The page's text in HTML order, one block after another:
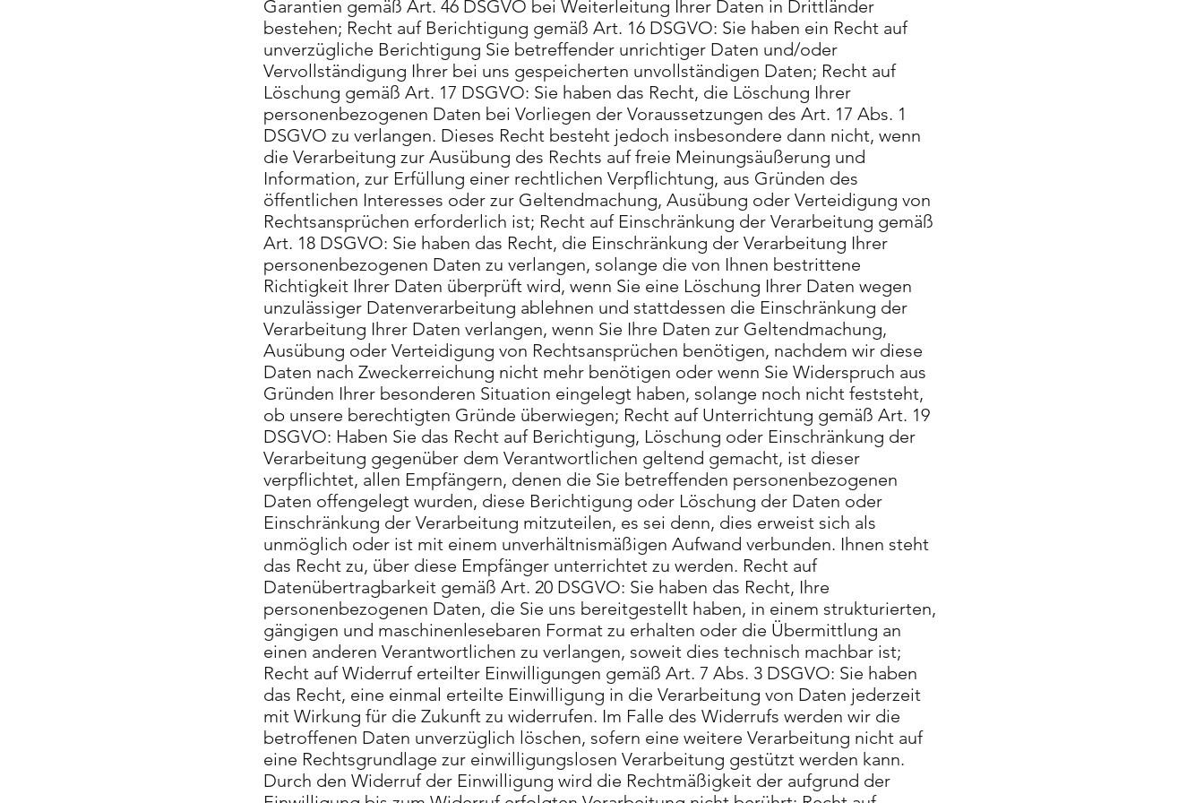
Garantien gemäß Art. 46 DSGVO bei Weiterleitung Ihrer Daten in Drittländer
bestehen; Recht auf Berichtigung gemäß Art. 16 DSGVO: Sie haben ein Recht auf
unverzügliche Berichtigung Sie betreffender unrichtiger Daten und/oder
Vervollständigung Ihrer bei uns gespeicherten unvollständigen Daten; Recht auf
Löschung gemäß Art. 17 DSGVO: Sie haben das Recht, die Löschung Ihrer
personenbezogenen Daten bei Vorliegen der Voraussetzungen des Art. 17 Abs. 1
DSGVO zu verlangen. Dieses Recht besteht jedoch insbesondere dann nicht, wenn
die Verarbeitung zur Ausübung des Rechts auf freie Meinungsäußerung und
Information, zur Erfüllung einer rechtlichen Verpflichtung, aus Gründen des
öffentlichen Interesses oder zur Geltendmachung, Ausübung oder Verteidigung von
Rechtsansprüchen erforderlich ist; Recht auf Einschränkung der Verarbeitung gemäß
Art. 18 DSGVO: Sie haben das Recht, die Einschränkung der Verarbeitung Ihrer
personenbezogenen Daten zu verlangen, solange die von Ihnen bestrittene
Richtigkeit Ihrer Daten überprüft wird, wenn Sie eine Löschung Ihrer Daten wegen
unzulässiger Datenverarbeitung ablehnen und stattdessen die Einschränkung der
Verarbeitung Ihrer Daten verlangen, wenn Sie Ihre Daten zur Geltendmachung,
Ausübung oder Verteidigung von Rechtsansprüchen benötigen, nachdem wir diese
Daten nach Zweckerreichung nicht mehr benötigen oder wenn Sie Widerspruch aus
Gründen Ihrer besonderen Situation eingelegt haben, solange noch nicht feststeht,
ob unsere berechtigten Gründe überwiegen; Recht auf Unterrichtung gemäß Art. 19
DSGVO: Haben Sie das Recht auf Berichtigung, Löschung oder Einschränkung der
Verarbeitung gegenüber dem Verantwortlichen geltend gemacht, ist dieser
verpflichtet, allen Empfängern, denen die Sie betreffenden personenbezogenen
Daten offengelegt wurden, diese Berichtigung oder Löschung der Daten oder
Einschränkung der Verarbeitung mitzuteilen, es sei denn, dies erweist sich als
unmöglich oder ist mit einem unverhältnismäßigen Aufwand verbunden. Ihnen steht
das Recht zu, über diese Empfänger unterrichtet zu werden. Recht auf
Datenübertragbarkeit gemäß Art. 20 DSGVO: Sie haben das Recht, Ihre
personenbezogenen Daten, die Sie uns bereitgestellt haben, in einem strukturierten,
gängigen und maschinenlesebaren Format zu erhalten oder die Übermittlung an
einen anderen Verantwortlichen zu verlangen, soweit dies technisch machbar ist;
Recht auf Widerruf erteilter Einwilligungen gemäß Art. 7 Abs. 3 DSGVO: Sie haben
das Recht, eine einmal erteilte Einwilligung in die Verarbeitung von Daten jederzeit
mit Wirkung für die Zukunft zu widerrufen. Im Falle des Widerrufs werden wir die
betroffenen Daten unverzüglich löschen, sofern eine weitere Verarbeitung nicht auf
eine Rechtsgrundlage zur einwilligungslosen Verarbeitung gestützt werden kann.
Durch den Widerruf der Einwilligung wird die Rechtmäßigkeit der aufgrund der